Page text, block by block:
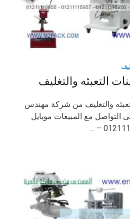
التعبئه والتغليف
والتغليف من شركة مهندس
مع المبيعات موبايل